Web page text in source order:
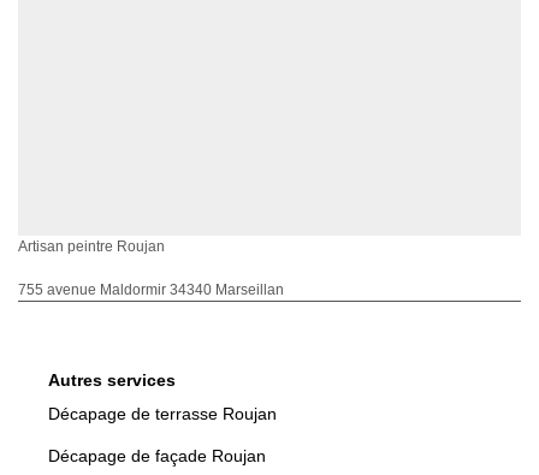
Artisan peintre Roujan
755 avenue Maldormir 34340 Marseillan
Autres services
Décapage de terrasse Roujan
Décapage de façade Roujan